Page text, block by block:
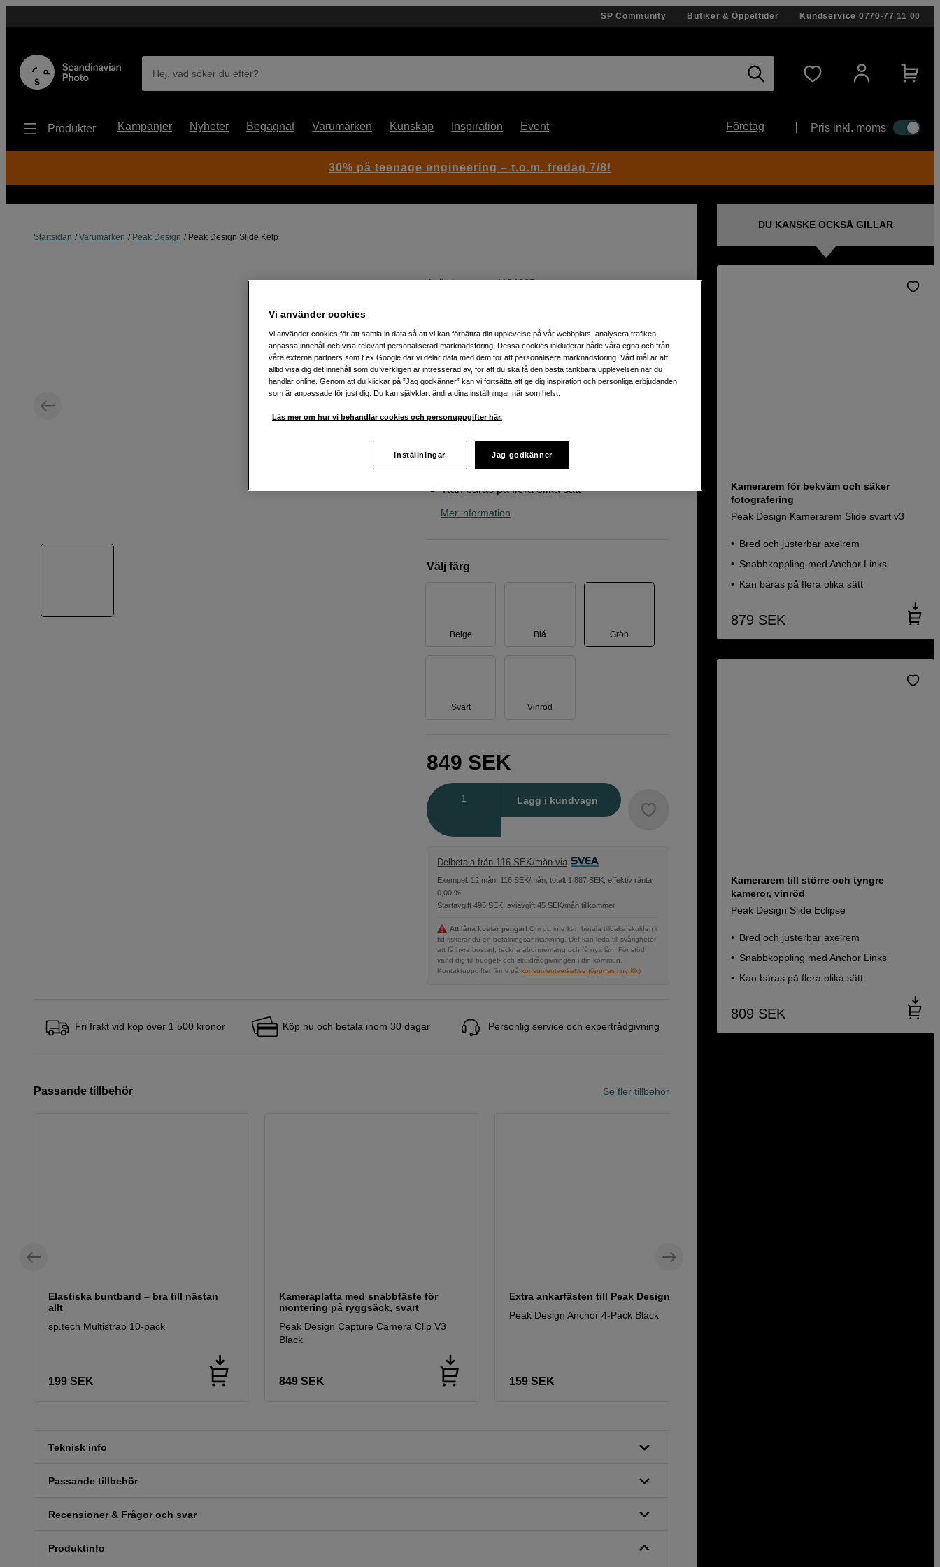
SP Community Butiker & Öppettider Kundservice 0770-77 11 00
Hej, vad söker du efter?
Produkter Kampanjer Nyheter Begagnat Varumärken Kunskap Inspiration Event Företag Pris inkl. moms
Startsidan Varumärken Peak Design Peak Design Slide Kelp
Artikelnummer: 1104265
Peak Design Slide Kelp
Webblager :Finns i lager
Snabbkoppling med Anchor Links
Kan bäras på flera olika sätt
Mer information
Välj färg
Beige Blå Grön
Svart Vinröd
849 SEK
Lägg i kundvagn
Delbetala från 116 SEK/mån via
Exempel: 12 mån, 116 SEK/mån, totalt 1 887 SEK, effektiv ränta
0,00 %
Startavgift 495 SEK, aviavgift 45 SEK/mån tillkommer
Att låna kostar pengar! Om du inte kan betala tillbaka skulden i
tid riskerar du en betalningsanmärkning. Det kan leda till svårigheter
att få hyra bostad, teckna abonnemang och få nya lån. För stöd,
vänd dig till budget- och skuldrådgivningen i din kommun.
Kontaktuppgifter finns på konsumentverket.se (öppnas i ny flik)
Fri frakt vid köp över 1 500 kronor Köp nu och betala inom 30 dagar Personlig service och expertrådgivning
Passande tillbehör Se fler tillbehör
Elastiska buntband – bra till nästan
allt
sp.tech Multistrap 10-pack
199 SEK
Kameraplatta med snabbfäste för
montering på ryggsäck, svart
Peak Design Capture Camera Clip V3
Black
849 SEK
Extra ankarfästen till Peak Design
Peak Design Anchor 4-Pack Black
159 SEK
Teknisk info
Passande tillbehör
Recensioner & Frågor och svar
Produktinfo
DU KANSKE OCKSÅ GILLAR
Kamerarem för bekväm och säker
fotografering
Peak Design Kamerarem Slide svart v3
Bred och justerbar axelrem
Snabbkoppling med Anchor Links
Kan bäras på flera olika sätt
879 SEK
Kamerarem till större och tyngre
kameror, vinröd
Peak Design Slide Eclipse
Bred och justerbar axelrem
Snabbkoppling med Anchor Links
Kan bäras på flera olika sätt
809 SEK
30% på teenage engineering – t.o.m. fredag 7/8!
Vi använder cookies
Vi använder cookies för att samla in data så att vi kan förbättra din upplevelse på vår webbplats, analysera trafiken,
anpassa innehåll och visa relevant personaliserad marknadsföring. Dessa cookies inkluderar både våra egna och från
våra externa partners som t.ex Google där vi delar data med dem för att personalisera marknadsföring. Vårt mål är att
alltid visa dig det innehåll som du verkligen är intresserad av, för att du ska få den bästa tänkbara upplevelsen när du
handlar online. Genom att du klickar på ”Jag godkänner” kan vi fortsätta att ge dig inspiration och personliga erbjudanden
som är anpassade för just dig. Du kan självklart ändra dina inställningar när som helst.
Läs mer om hur vi behandlar cookies och personuppgifter här.
Inställningar Jag godkänner